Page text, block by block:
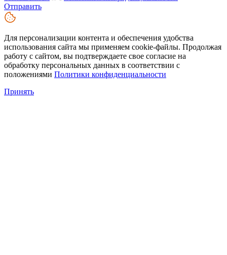
Отправить
Для персонализации контента и обеспечения удобства
использования сайта мы применяем cookie-файлы. Продолжая
работу с сайтом, вы подтверждаете свое согласие на
обработку персональных данных в соответствии с
положениями Политики конфиденциальности
Принять